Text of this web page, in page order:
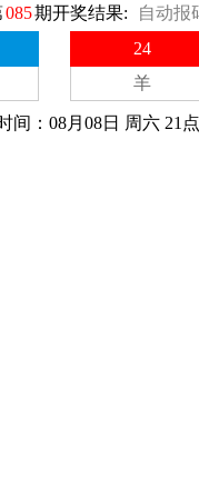
085期开奖结果: 自动报
24
羊
间：08月08日 周六 21